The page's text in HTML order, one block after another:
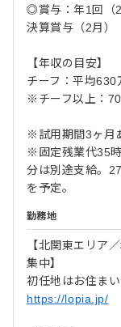
◎賞与：年1回（
決算賞与（2月）
【年収の目安】
チーフ：平均630
※チーフ以上：
※試用期間3ヶ月
※固定残業代35
分は別途支給。
を予定。
勤務地
【北関東エリア
集中】
初任地はお住ま
https://lopia.jp/